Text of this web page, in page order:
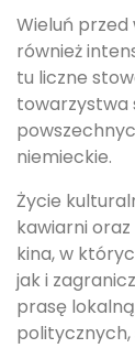
Wieluń
również
tu liczne
towarzystwa
niemieckie.
Życie
kawiarni
kina, w
jak i
prasę
politycznych,